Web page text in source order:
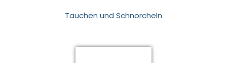
Tauchen und Schnorcheln